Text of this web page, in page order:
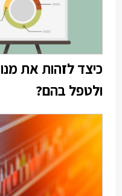
כיצד לזהות את
ולטפל בהם?